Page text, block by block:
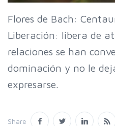
Flores de Bach:
Liberación: libera de
relaciones se han
dominación y no le
expresarse.
Share